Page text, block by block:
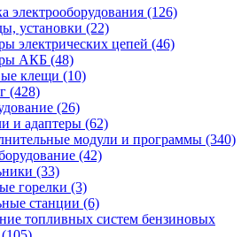
электрооборудования (126)
установки (22)
электрических цепей (46)
АКБ (48)
клещи (10)
(428)
(26)
и адаптеры (62)
модули и программы (340)
(42)
(33)
горелки (3)
станции (6)
топливных систем бензиновых